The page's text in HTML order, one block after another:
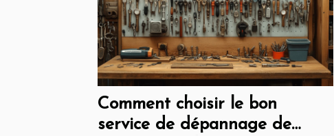
Comment choisir le bon
service de dépannage de